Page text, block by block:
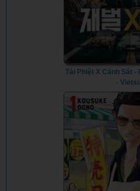
Tài Phiệt X Cảnh Sát -
-